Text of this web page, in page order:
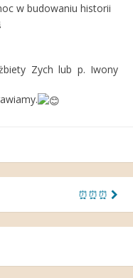
w budowaniu historii
Zych lub p. Iwony
⏰⏰⏰